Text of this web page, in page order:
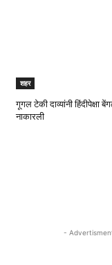
शहर
गूगल टेकी दाव्यांनी हिंदीपेक्षा
नाकारली
-